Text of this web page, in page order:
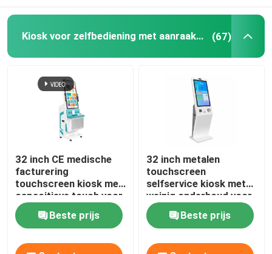
Interactieve touchscreen-tafel
LCD Reclamevertoning
Kiosk voor zelfbediening met aanraakscherm (67)
32 inch CE medische
facturering
touchscreen kiosk met
capacitieve touch voor
ziekenhuis inchecken
Beste prijs
32 inch metalen
touchscreen
selfservice kiosk met
weinig onderhoud voor
het bestellen en
betalen van voedsel
Beste prijs